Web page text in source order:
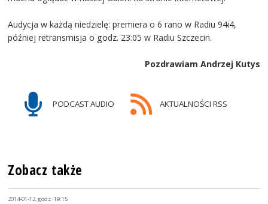
Audycja w każdą niedzielę: premiera o 6 rano w Radiu 94i4,
później retransmisja o godz. 23:05 w Radiu Szczecin.
Pozdrawiam Andrzej Kutys
PODCAST AUDIO AKTUALNOŚCI RSS
Zobacz także
2014-01-12, godz. 19:15